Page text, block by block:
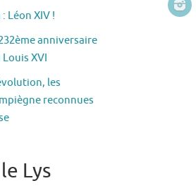
Léon XIV !
anniversaire
XVI
les
reconnues
Lys